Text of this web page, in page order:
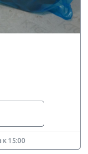
к 15:00